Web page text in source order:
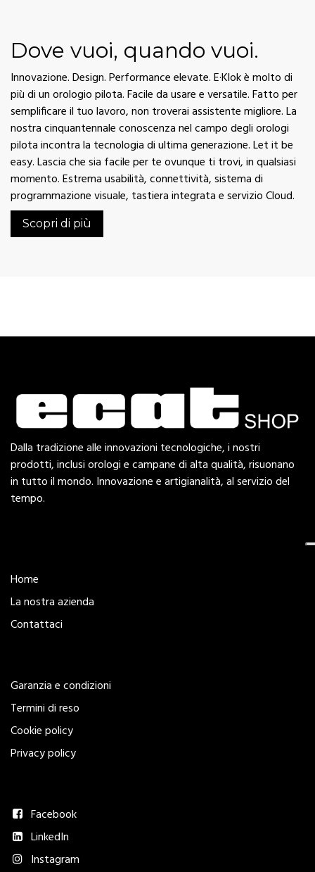
Dove vuoi, quando vuoi.
Innovazione. Design. Performance elevate. E·Klok è molto di
più di un orologio pilota. Facile da usare e versatile. Fatto per
semplificare il tuo lavoro, non troverai assistente migliore. La
nostra cinquantennale conoscenza nel campo degli orologi
pilota incontra la tecnologia di ultima generazione. Let it be
easy. Lascia che sia facile per te ovunque ti trovi, in qualsiasi
momento. Estrema usabilità, connettività, sistema di
programmazione visuale, tastiera integrata e servizio Cloud.
Scopri di più
Dalla tradizione alle innovazioni tecnologiche, i nostri
prodotti, inclusi orologi e campane di alta qualità, risuonano
in tutto il mondo. Innovazione e artigianalità, al servizio del
tempo.
Home
La nostra azienda
Contattaci
Garanzia e condizioni
Termini di reso
Cookie policy
Privacy policy
Facebook
LinkedIn
Instagram